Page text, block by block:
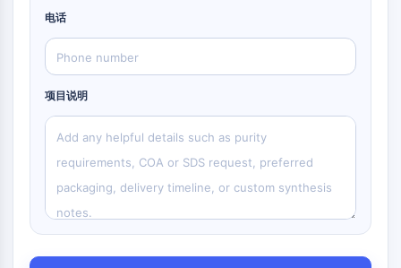
Trk受体
5-羟色胺转运蛋白
神经激肽受体
淀粉样β蛋白
单胺氧化酶
代谢型谷氨酸受体
TRP通道
γ-氨基丁酸受体
阿片受体
毒蕈碱型乙酰胆碱受体
电话
项目说明